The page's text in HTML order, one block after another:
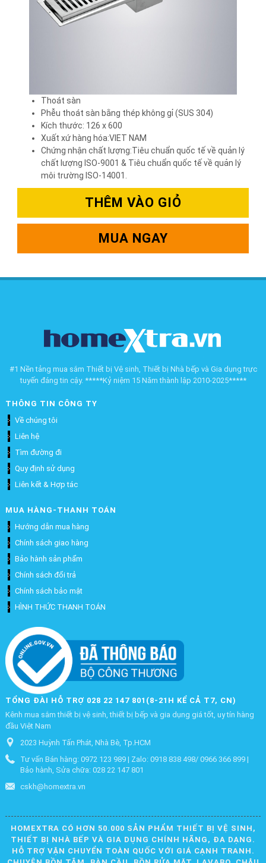
Thoát sàn
Phễu thoát sàn bằng thép không gỉ (SUS 304)
Kích thước: 126 x 600
Xuất xứ hàng hóa:VIET NAM
Chứng nhận chất lượng:Tiêu chuẩn quốc tế về quản lý
chất lượng ISO-9001 & Tiêu chuẩn quốc tế về quản lý
môi trường ISO-14001.
THÊM VÀO GIỎ
MUA NGAY
#1 Nền tảng mua sắm Thiết bị Vệ sinh, Thiết bị Nhà bếp và Gia dụng trực
tuyến đáng tin cậy. *****Kỷ niệm 15 Năm thành lập 2010-2025*****
THÔNG TIN CÔNG TY
Về chúng tôi
Liên hệ
Tìm đường đi
Quy định sử dụng
Liên kết & Hợp tác
MUA HÀNG-THANH TOÁN
Hướng dẫn mua hàng
Chính sách giao hàng
Bảo hành sản phẩm
Chính sách đổi trả
Chính sách bảo mật
HÌNH THỨC THANH TOÁN
TỔNG ĐÀI HỖ TRỢ 028 22 147 801(8-21H KỂ CẢ T7, CN)
Kênh mua sắm thiết bị vệ sinh, thiết bị bếp và gia dụng giá tốt, uy tín hàng
đầu Việt Nam
2023 Huỳnh Tấn Phát, Nhà Bè, Tp.HCM
Tư vấn Bán hàng: 0972 123 989 | Zalo: 0918 838 498/ 0966 366 899 |
Bảo hành, Sửa chữa: 028 22 147 801
cskh@homextra.vn
HOMEXTRA CÓ HƠN 50.000 SẢN PHẨM THIẾT BỊ VỆ SINH,
THIẾT BỊ NHÀ BẾP VÀ GIA DỤNG CHÍNH HÃNG, ĐA DẠNG.
HỖ TRỢ VẬN CHUYỂN TOÀN QUỐC VỚI GIÁ CẠNH TRANH.